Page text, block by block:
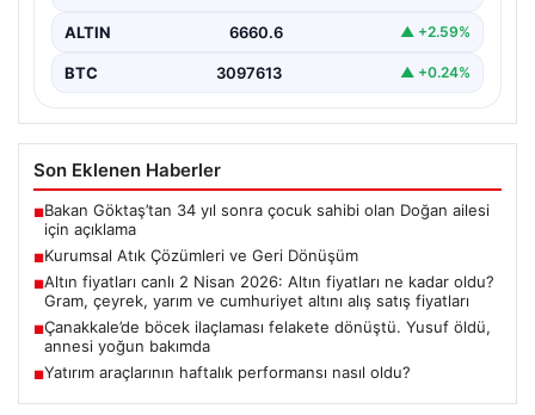
ALTIN 6660.6 ▲ +2.59%
BTC 3097613 ▲ +0.24%
Son Eklenen Haberler
■Bakan Göktaş’tan 34 yıl sonra çocuk sahibi olan Doğan ailesi
için açıklama
■Kurumsal Atık Çözümleri ve Geri Dönüşüm
■Altın fiyatları canlı 2 Nisan 2026: Altın fiyatları ne kadar oldu?
Gram, çeyrek, yarım ve cumhuriyet altını alış satış fiyatları
■Çanakkale’de böcek ilaçlaması felakete dönüştü. Yusuf öldü,
annesi yoğun bakımda
■Yatırım araçlarının haftalık performansı nasıl oldu?